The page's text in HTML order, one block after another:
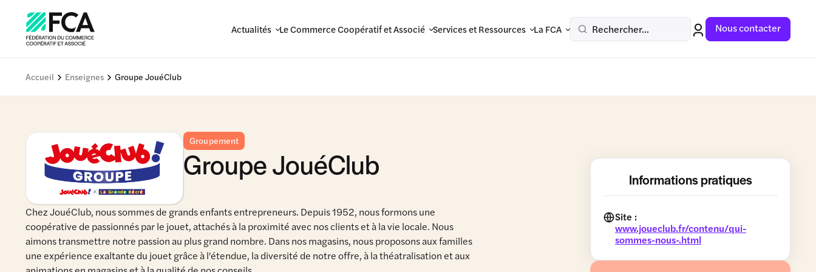
Actualités Le Commerce Coopératif et Associé Services et Ressources La FCA Rechercher... Nous contacter
Accueil Enseignes Groupe JouéClub
Groupement
Groupe JouéClub
Chez JouéClub, nous sommes de grands enfants entrepreneurs. Depuis 1952, nous formons une
coopérative de passionnés par le jouet, attachés à la proximité avec nos clients et à la vie locale. Nous
aimons transmettre notre passion au plus grand nombre. Dans nos magasins, nous proposons aux familles
une expérience exaltante du jouet grâce à l'étendue, la diversité de notre offre, à la théatralisation et aux
Informations pratiques
Site :
www.joueclub.fr/contenu/qui-
sommes-nous-.html